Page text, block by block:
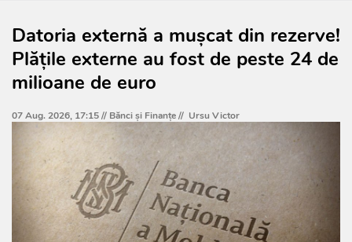
Datoria externă a mușcat din rezerve!
Plățile externe au fost de peste 24 de
milioane de euro
07 Aug. 2026, 17:15 // Bănci şi Finanţe// Ursu Victor